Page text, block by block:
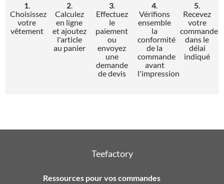
1.
Choisissez
votre
vêtement
2.
Calculez
en ligne
et ajoutez
l'article
au panier
3.
Effectuez
le
paiement
ou
envoyez
une
demande
de devis
4.
Vérifions
ensemble
la
conformité
de la
commande
avant
l'impression
5.
Recevez
votre
commande
dans le
délai
indiqué
Teefactory
Ressources pour vos commandes